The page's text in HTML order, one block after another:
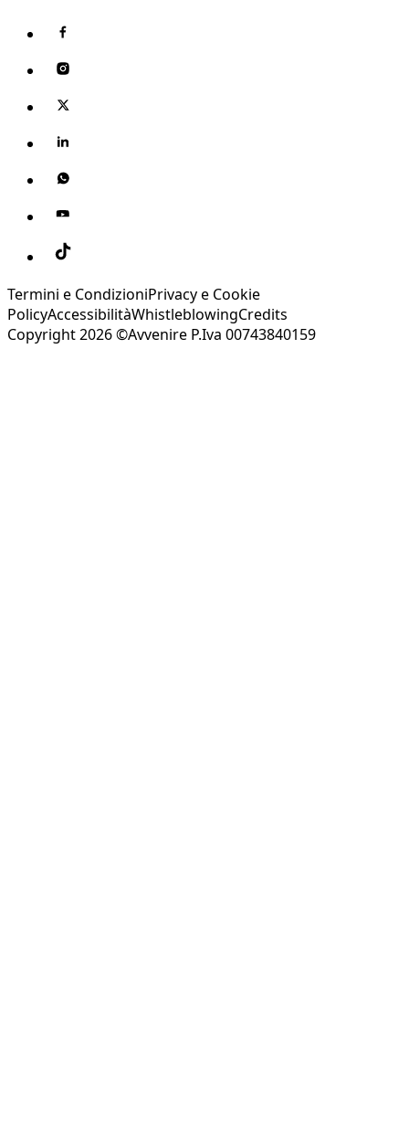
Termini e CondizioniPrivacy e Cookie
PolicyAccessibilitàWhistleblowingCredits
Copyright 2026 ©Avvenire P.Iva 00743840159